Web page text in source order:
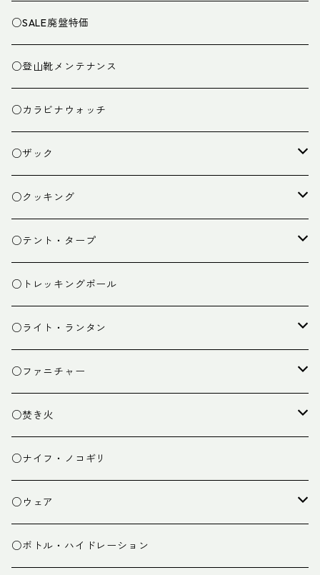
○SALE廃盤特価
○登山靴メンテナンス
○カラビナウォッチ
○ザック
ザック
スタッフバッグ
ザック小物
○クッキング
クッカー
バーナー
カトラリー
クッキング小物
○テント・タープ
テント
タープ
ペグ・ハンマー・小物
○トレッキングポール
○ライト・ランタン
ライト
ランタン
○ファニチャー
テーブル
チェア
○焚き火
焚き火台
焚き火小物
○ナイフ・ノコギリ
○ウェア
ミドルレイヤー
○ボトル・ハイドレーション